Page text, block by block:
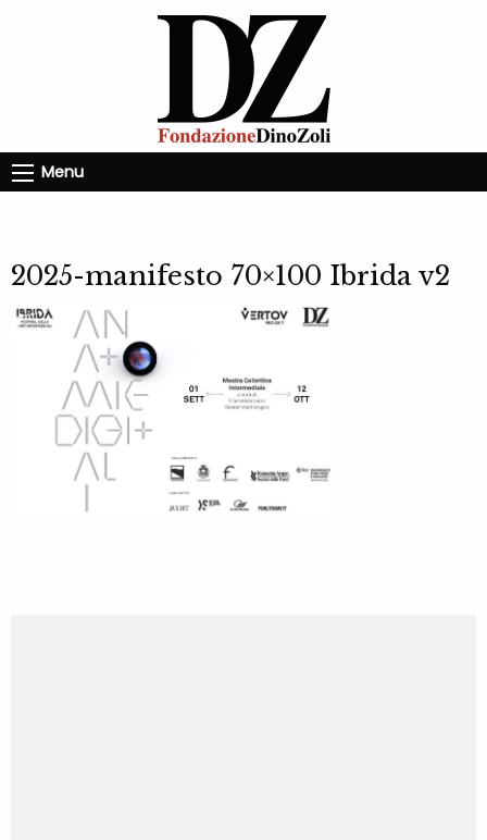
Menu
2025-manifesto 70×100 Ibrida v2